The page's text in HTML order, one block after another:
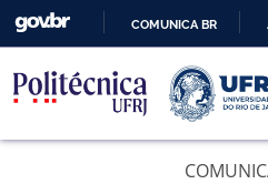
O
COMUNICA BR